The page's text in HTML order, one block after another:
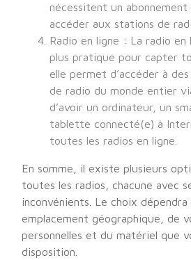
nécessitent un abonnement
accéder aux stations de
Radio en ligne : La radio en
plus pratique pour capter
elle permet d’accéder à
de radio du monde entier
d’avoir un ordinateur, un
tablette connecté(e) à
toutes les radios en ligne.
En somme, il existe plusieurs
toutes les radios, chacune avec
inconvénients. Le choix
emplacement géographique, de
personnelles et du matériel que
disposition.